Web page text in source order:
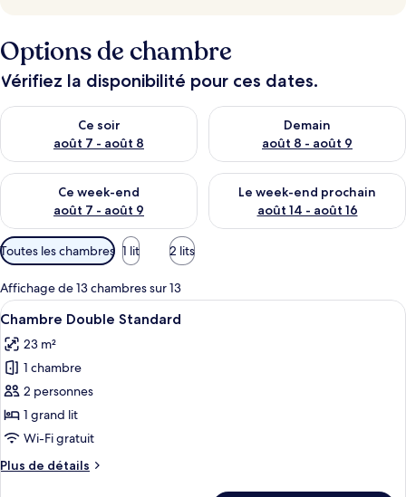
s
Options de chambre
Vérifiez la disponibilité pour ces dates.
Ce soir
août 7 - août 8
Vérifier la disponibilité pour ce soir août 7 - août 8
Demain
août 8 - août 9
Vérifier la disponibilité pour
Ce week-end
août 7 - août 9
Vérifier la disponibilité pour ce week-end août 7 - août 9
Le week-end prochain
août 14 - août 16
Vérifier la disponibilité pour
Filtres
disponibles
pour
les
chambres
Toutes les chambres 1 lit 2 lits
Affichage de 13 chambres sur 13
Afficher
toutes
les
photos
pour
ce
type
chambre :
Une chambre d’hôtel avec un
5
Chambre Double Standard
23 m²
1 chambre
2 personnes
1 grand lit
Wi-Fi gratuit
Plus de détails
Plus